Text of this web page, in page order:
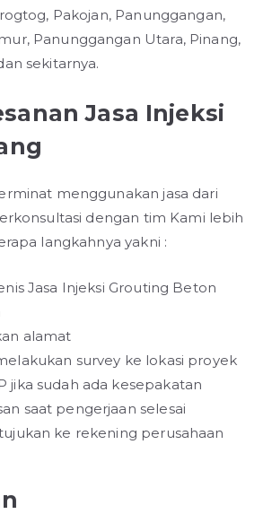
Pakojan, Panunggangan,
Panunggangan Utara, Pinang,
sekitarnya.
Jasa Injeksi
menggunakan jasa dari
dengan tim Kami lebih
langkahnya yakni :
Jasa Injeksi Grouting Beton
alamat
survey ke lokasi proyek
jika sudah ada kesepakatan
saat pengerjaan selesai
ke rekening perusahaan